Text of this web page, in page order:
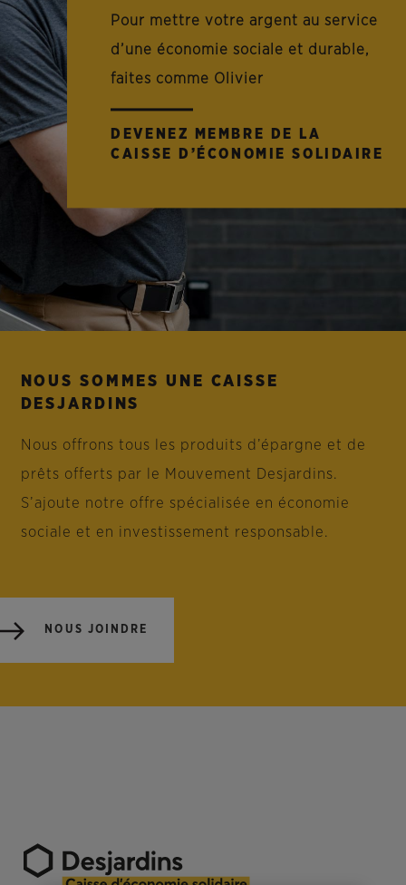
Pour mettre votre argent au service
d’une économie sociale et durable,
faites comme Olivier
DEVENEZ MEMBRE DE LA
CAISSE D’ÉCONOMIE SOLIDAIRE
NOUS SOMMES UNE CAISSE
DESJARDINS
Nous offrons tous les produits d’épargne et de
prêts offerts par le Mouvement Desjardins.
S’ajoute notre offre spécialisée en économie
sociale et en investissement responsable.
NOUS JOINDRE